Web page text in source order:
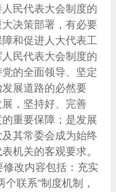
民代表大会制度的
决策部署，有必要
和促进人大代表工
民代表大会制度的
的全面领导、坚定
展道路的必然要
，坚持好、完善
重要保障；是发展
其常委会成为始终
机关的客观要求。
改内容包括：充实
联系”制度机制，